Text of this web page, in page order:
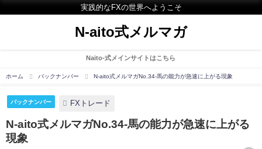
実践的なFXの世界へようこそ
N-aito式メルマガ
Naito-式メインサイトはこちら
ホーム バックナンバー N-aito式メルマガNo.34-馬の能力が急速に上がる現象
バックナンバー FXトレード
N-aito式メルマガNo.34-馬の能力が急速に上がる
現象